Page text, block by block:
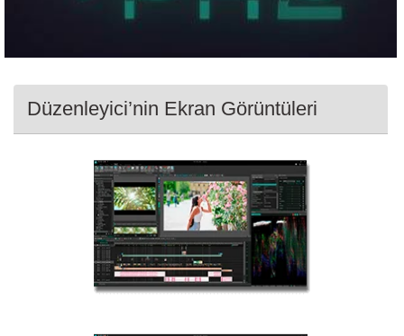
Düzenleyici’nin Ekran Görüntüleri